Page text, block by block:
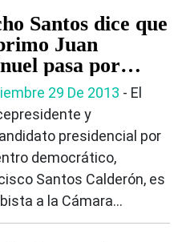
Santos dice que
Juan
pasa por
del que sea
lograr sus
29 De 2013 ‐ El
y
presidencial por
democrático,
Santos Calderón, es
a la Cámara...